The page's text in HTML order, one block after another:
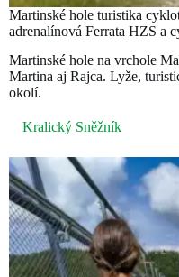
Martinské hole turistika
adrenalínová Ferrata HZS a
Martinské hole na vrchole
Martina aj Rajca. Lyže,
okolí.
Kralický Sněžník